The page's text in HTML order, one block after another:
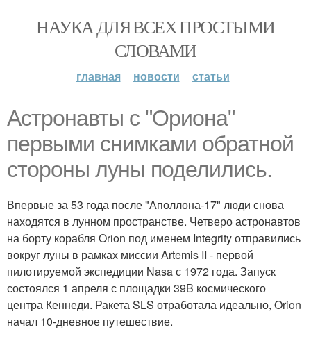
НАУКА ДЛЯ ВСЕХ ПРОСТЫМИ
СЛОВАМИ
главная новости статьи
Астронавты с "Ориона"
первыми снимками обратной
стороны луны поделились.
Впервые за 53 года после "Аполлона-17" люди снова
находятся в лунном пространстве. Четверо астронавтов
на борту корабля Orion под именем Integrity отправились
вокруг луны в рамках миссии Artemis II - первой
пилотируемой экспедиции Nasa с 1972 года. Запуск
состоялся 1 апреля с площадки 39B космического
центра Кеннеди. Ракета SLS отработала идеально, Orion
начал 10-дневное путешествие.